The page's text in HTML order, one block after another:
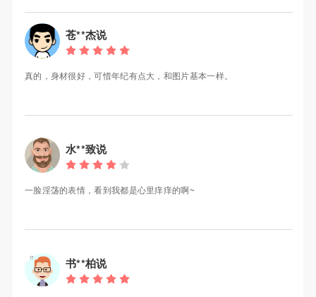
苍**杰说
真的，身材很好，可惜年纪有点大，和图片基本一样。
水**致说
一脸淫荡的表情，看到我都是心里痒痒的啊~
书**柏说